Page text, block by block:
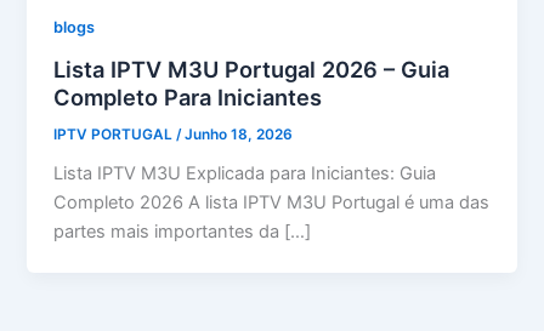
blogs
Lista IPTV M3U Portugal 2026 – Guia
Completo Para Iniciantes
IPTV PORTUGAL /Junho 18, 2026
Lista IPTV M3U Explicada para Iniciantes: Guia
Completo 2026 A lista IPTV M3U Portugal é uma das
partes mais importantes da […]